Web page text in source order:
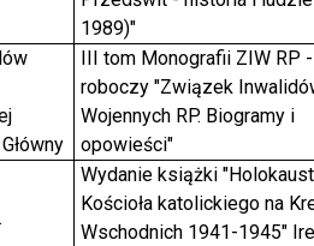
1989)"
III tom Monografii ZIW RP -
roboczy "Związek
Wojennych RP. Biogramy i
opowieści"
Wydanie książki "Holokaust
Kościoła katolickiego na
Wschodnich 1941-1945"